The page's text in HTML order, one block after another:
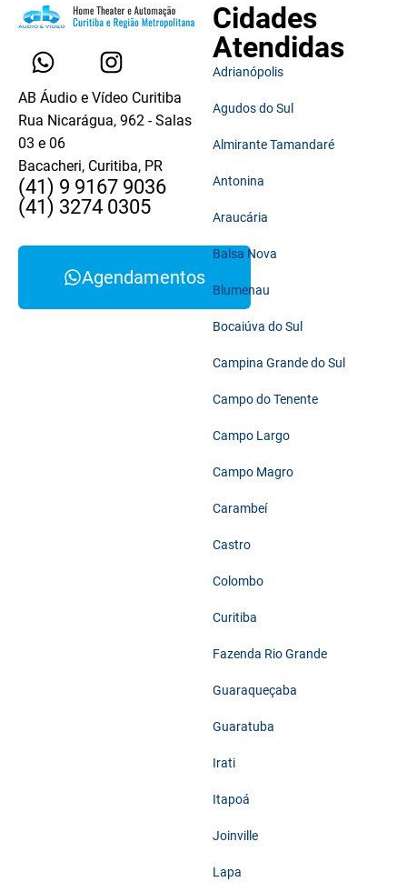
AB Áudio e Vídeo Curitiba
Rua Nicarágua, 962 - Salas
03 e 06
Bacacheri, Curitiba, PR
(41) 9 9167 9036
(41) 3274 0305
Agendamentos
Cidades
Atendidas
Adrianópolis
Agudos do Sul
Almirante Tamandaré
Antonina
Araucária
Balsa Nova
Blumenau
Bocaiúva do Sul
Campina Grande do Sul
Campo do Tenente
Campo Largo
Campo Magro
Carambeí
Castro
Colombo
Curitiba
Fazenda Rio Grande
Guaraqueçaba
Guaratuba
Irati
Itapoá
Joinville
Lapa